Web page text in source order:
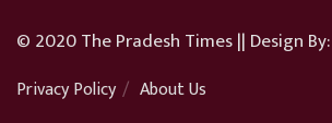
© 2020 The Pradesh Times || Design By:
Privacy Policy About Us